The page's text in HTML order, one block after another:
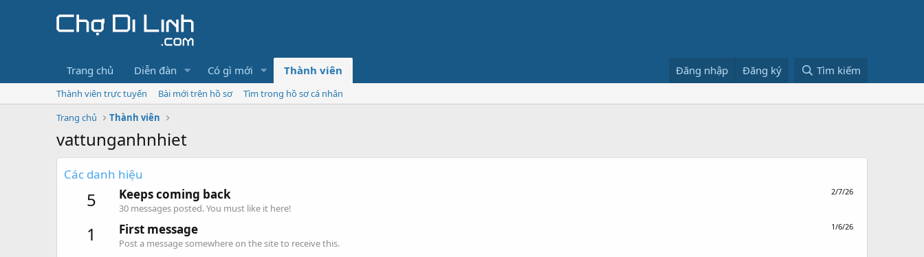
Trang chủ Diễn đàn Có gì mới Thành viên Đăng nhập Đăng ký Tìm kiếm
Thành viên trực tuyến Bài mới trên hồ sơ
Tìm trong hồ sơ cá nhân
Trang chủ
Thành viên
vattunganhnhiet
Các danh hiệu
5 2/7/26
Keeps coming back
30 messages posted. You must like it here!
1 1/6/26
First message
Post a message somewhere on the site to receive this.